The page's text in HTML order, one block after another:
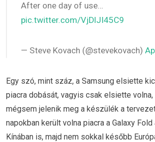
After one day of use…
pic.twitter.com/VjDlJI45C9
— Steve Kovach (@stevekovach)
Egy szó, mint száz, a Samsung elsiette
piacra dobását, vagyis csak elsiette
mégsem jelenik meg a készülék a
napokban került volna piacra a Galaxy
Kínában is, majd nem sokkal később